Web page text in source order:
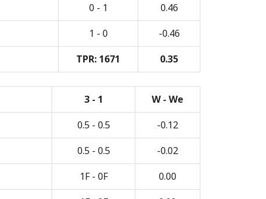
0 - 1
0.46
1 - 0
-0.46
TPR: 1671 0.35
3 - 1
W - We
0.5 - 0.5
-0.12
0.5 - 0.5
-0.02
1F - 0F
0.00